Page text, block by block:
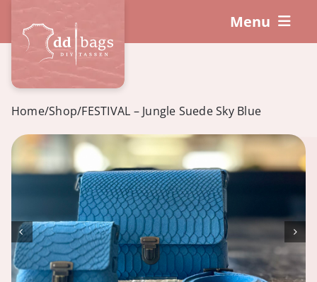
content
Menu
DIY-Sets
So funktioniert’s!
Workshops
Warenkorb
Home/Shop/FESTIVAL – Jungle Suede Sky Blue